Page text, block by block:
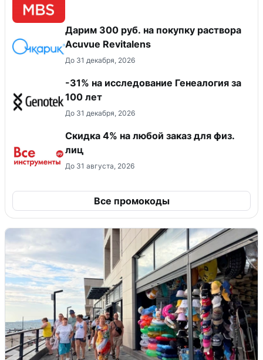
Дарим 300 руб. на покупку раствора
Acuvue Revitalens
До 31 декабря, 2026
-31% на исследование Генеалогия за
100 лет
До 31 декабря, 2026
Скидка 4% на любой заказ для физ.
лиц
До 31 августа, 2026
Все промокоды